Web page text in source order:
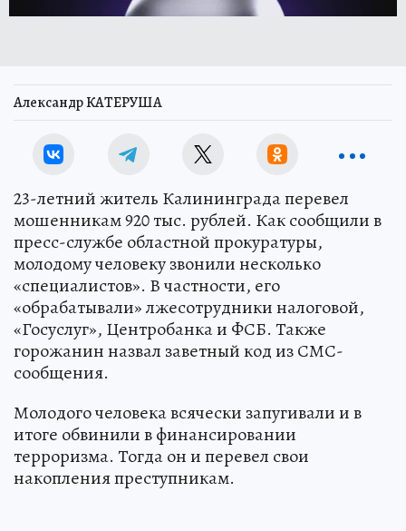
Александр КАТЕРУША
23-летний житель Калининграда перевел
мошенникам 920 тыс. рублей. Как сообщили в
пресс-службе областной прокуратуры,
молодому человеку звонили несколько
«специалистов». В частности, его
«обрабатывали» лжесотрудники налоговой,
«Госуслуг», Центробанка и ФСБ. Также
горожанин назвал заветный код из СМС-
сообщения.
Молодого человека всячески запугивали и в
итоге обвинили в финансировании
терроризма. Тогда он и перевел свои
накопления преступникам.